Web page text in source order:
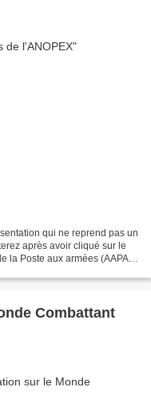
qui ne reprend pas un
après avoir cliqué sur le
la Poste aux armées (AAPAA)
Combattant